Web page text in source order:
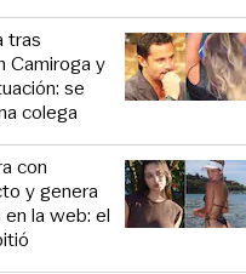
tras
Camiroga y
se
colega
con
y genera
la web: el